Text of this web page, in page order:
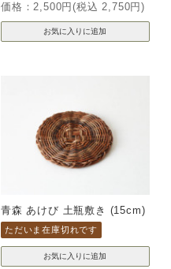
価格：2,500円(税込 2,750円)
青森 あけび 土瓶敷き (15cm)
ただいま在庫切れです